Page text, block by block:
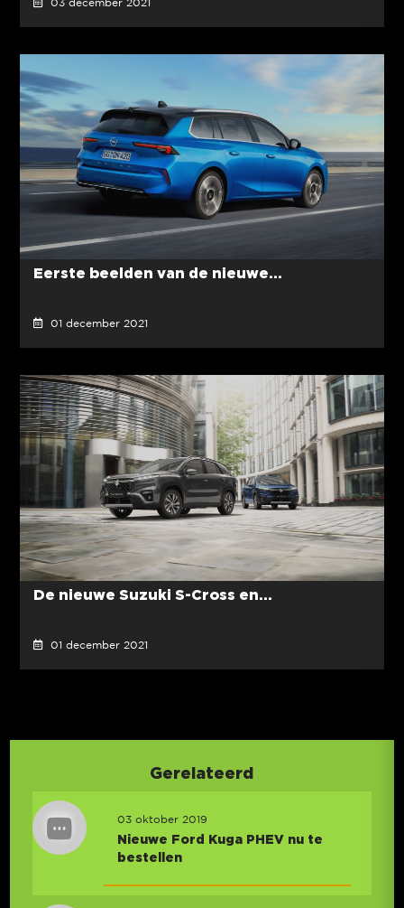
03 december 2021
Eerste beelden van de nieuwe...
01 december 2021
De nieuwe Suzuki S-Cross en...
01 december 2021
Gerelateerd
03 oktober 2019
Nieuwe Ford Kuga PHEV nu te
bestellen